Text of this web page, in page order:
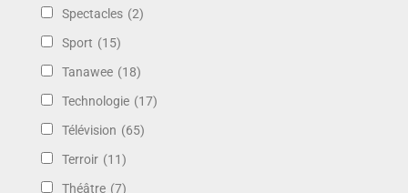
Spectacles (2)
Sport (15)
Tanawee (18)
Technologie (17)
Télévision (65)
Terroir (11)
Théâtre (7)